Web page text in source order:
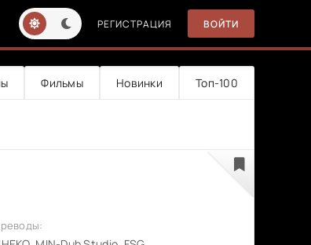
РЕГИСТРАЦИЯ ВОЙТИ
Фильмы Новинки Топ-100